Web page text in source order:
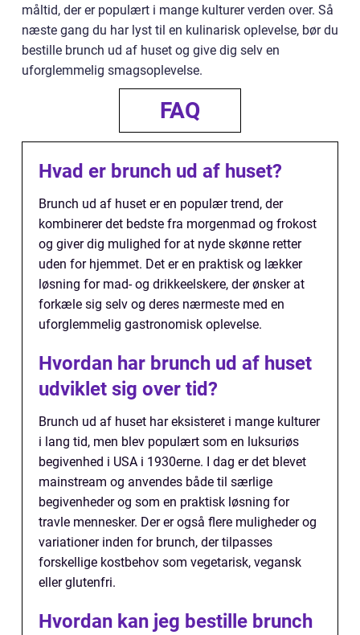
måltid, der er populært i mange kulturer verden over. Så
næste gang du har lyst til en kulinarisk oplevelse, bør du
bestille brunch ud af huset og give dig selv en
uforglemmelig smagsoplevelse.
FAQ
Hvad er brunch ud af huset?
Brunch ud af huset er en populær trend, der
kombinerer det bedste fra morgenmad og frokost
og giver dig mulighed for at nyde skønne retter
uden for hjemmet. Det er en praktisk og lækker
løsning for mad- og drikkeelskere, der ønsker at
forkæle sig selv og deres nærmeste med en
uforglemmelig gastronomisk oplevelse.
Hvordan har brunch ud af huset
udviklet sig over tid?
Brunch ud af huset har eksisteret i mange kulturer
i lang tid, men blev populært som en luksuriøs
begivenhed i USA i 1930erne. I dag er det blevet
mainstream og anvendes både til særlige
begivenheder og som en praktisk løsning for
travle mennesker. Der er også flere muligheder og
variationer inden for brunch, der tilpasses
forskellige kostbehov som vegetarisk, vegansk
eller glutenfri.
Hvordan kan jeg bestille brunch